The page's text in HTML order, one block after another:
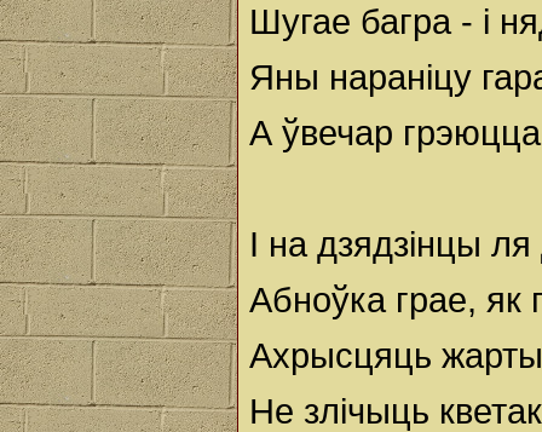
Шугае багра - і
Яны нараніцу
А ўвечар
I на дзядзінцы
Абноўка грае, як
Ахрысцяць
Не злічыць